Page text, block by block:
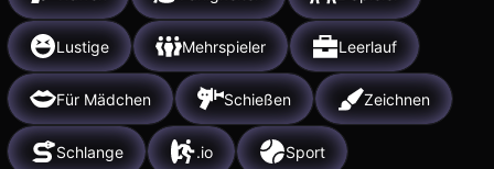
Lustige Mehrspieler Leerlauf
Für Mädchen Schießen Zeichnen
Schlange .io Sport